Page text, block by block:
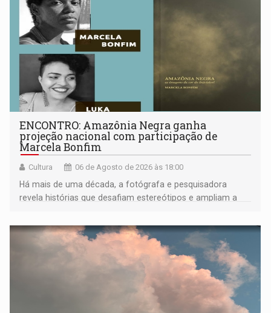
ENCONTRO: Amazônia Negra ganha
projeção nacional com participação de
Marcela Bonfim
Cultura 06 de Agosto de 2026 às 18:00
Há mais de uma década, a fotógrafa e pesquisadora
revela histórias que desafiam estereótipos e ampliam a
negras